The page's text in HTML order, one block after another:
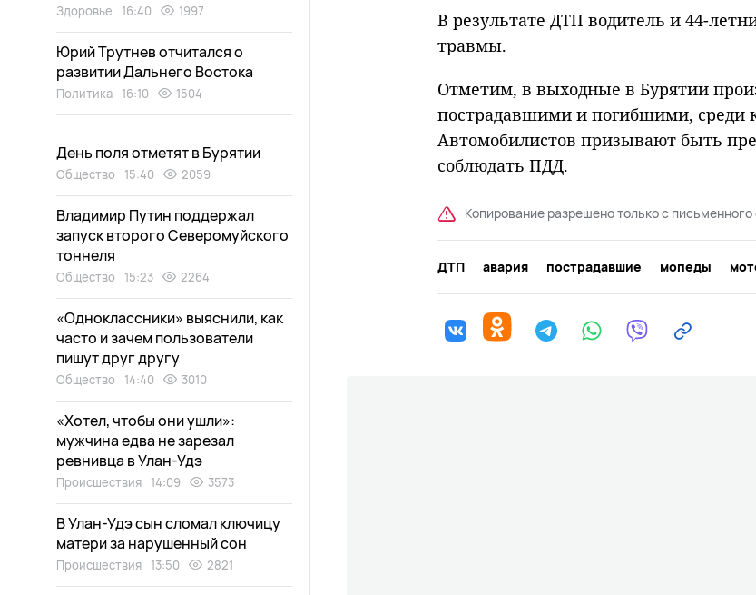
В результате ДТП водитель и 44-
травмы.
Отметим, в выходные в Бурятии
пострадавшими и погибшими, среди
Автомобилистов призывают быть
соблюдать ПДД.
Копирование разрешено только с
ДТП авария пострадавшие мопеды
Здоровье 16:40 1997
Юрий Трутнев отчитался о
развитии Дальнего Востока
Политика 16:10 1504
День поля отметят в Бурятии
Общество 15:40 2059
Владимир Путин поддержал
запуск второго Северомуйского
тоннеля
Общество 15:23 2264
«Одноклассники» выяснили, как
часто и зачем пользователи
пишут друг другу
Общество 14:40 3010
«Хотел, чтобы они ушли»:
мужчина едва не зарезал
ревнивца в Улан-Удэ
Происшествия 14:09 3573
В Улан-Удэ сын сломал ключицу
матери за нарушенный сон
Происшествия 13:50 2821